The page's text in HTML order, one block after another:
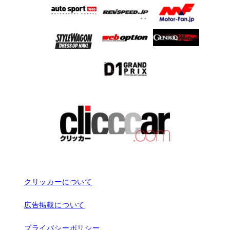
クリッカーについて
広告掲載について
プライバシーポリシー